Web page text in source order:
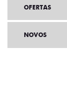
OFERTAS
NOVOS